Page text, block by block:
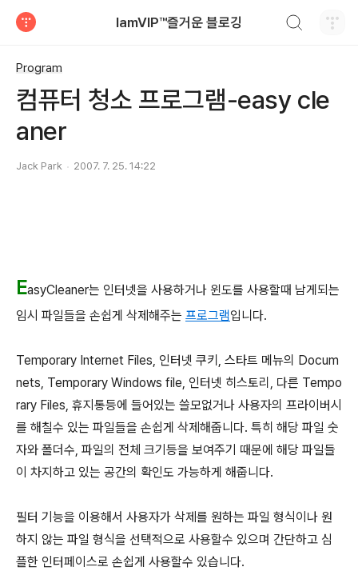
IamVIP™즐거운 블로깅
Program
컴퓨터 청소 프로그램-easy cle
aner
Jack Park 2007. 7. 25. 14:22
EasyCleaner는 인터넷을 사용하거나 윈도를 사용할때 남게되는
임시 파일들을 손쉽게 삭제해주는 프로그램입니다.
Temporary Internet Files, 인터넷 쿠키, 스타트 메뉴의 Docum
nets, Temporary Windows file, 인터넷 히스토리, 다른 Tempo
rary Files, 휴지통등에 들어있는 쓸모없거나 사용자의 프라이버시
를 해칠수 있는 파일들을 손쉽게 삭제해줍니다. 특히 해당 파일 숫
자와 폴더수, 파일의 전체 크기등을 보여주기 때문에 해당 파일들
이 차지하고 있는 공간의 확인도 가능하게 해줍니다.
필터 기능을 이용해서 사용자가 삭제를 원하는 파일 형식이나 원
하지 않는 파일 형식을 선택적으로 사용할수 있으며 간단하고 심
플한 인터페이스로 손쉽게 사용할수 있습니다.